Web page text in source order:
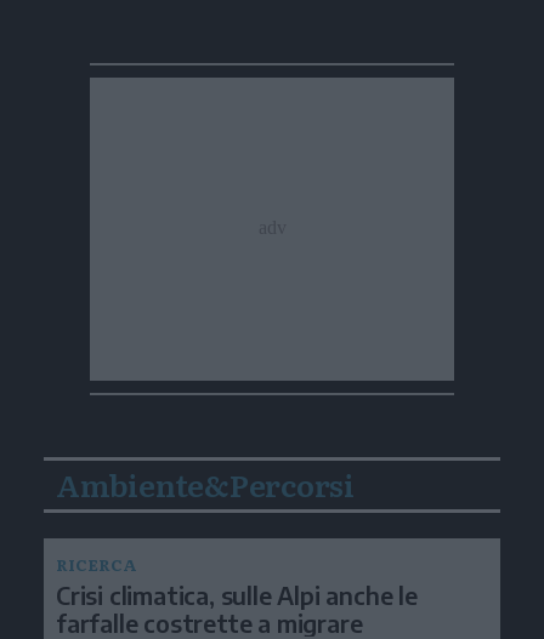
Ambiente&Percorsi
RICERCA
Crisi climatica, sulle Alpi anche le
farfalle costrette a migrare